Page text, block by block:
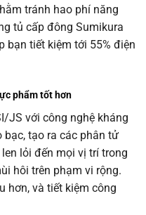
tránh hao phí năng
tủ cấp đông Sumikura
bạn tiết kiệm tới 55% điện
phẩm tốt hơn
JS với công nghệ kháng
bạc, tạo ra các phân tử
lỏi đến mọi vị trí trong
hôi trên phạm vi rộng.
hơn, và tiết kiệm công